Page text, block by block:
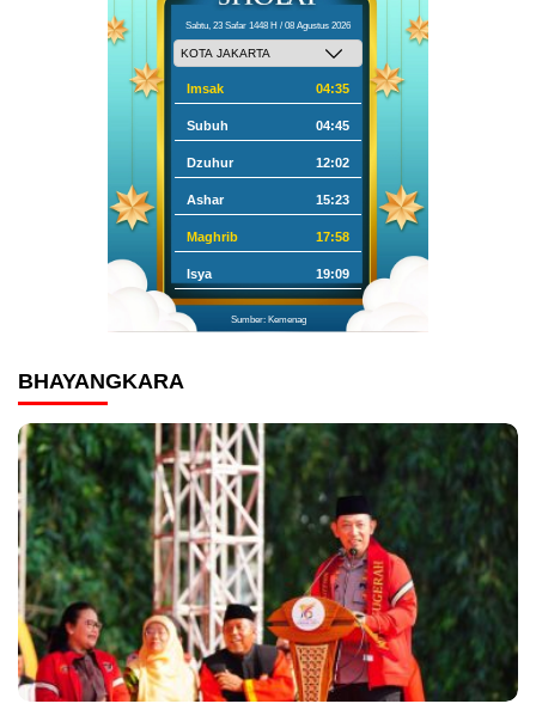
Sabtu, 23 Safar 1448 H / 08 Agustus 2026
Imsak 04:35
Subuh 04:45
Dzuhur 12:02
Ashar 15:23
Maghrib 17:58
Isya 19:09
Sumber: Kemenag
BHAYANGKARA